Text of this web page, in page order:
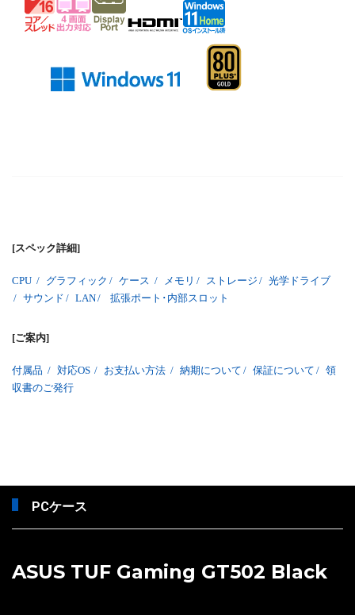
[スペック詳細]
CPU / グラフィック / ケース / メモリ / ストレージ / 光学ドライブ
/ サウンド / LAN/ 拡張ポート･内部スロット
[ご案内]
付属品 / 対応OS / お支払い方法 / 納期について / 保証について / 領
収書のご発行
PCケース
ASUS TUF Gaming GT502 Black